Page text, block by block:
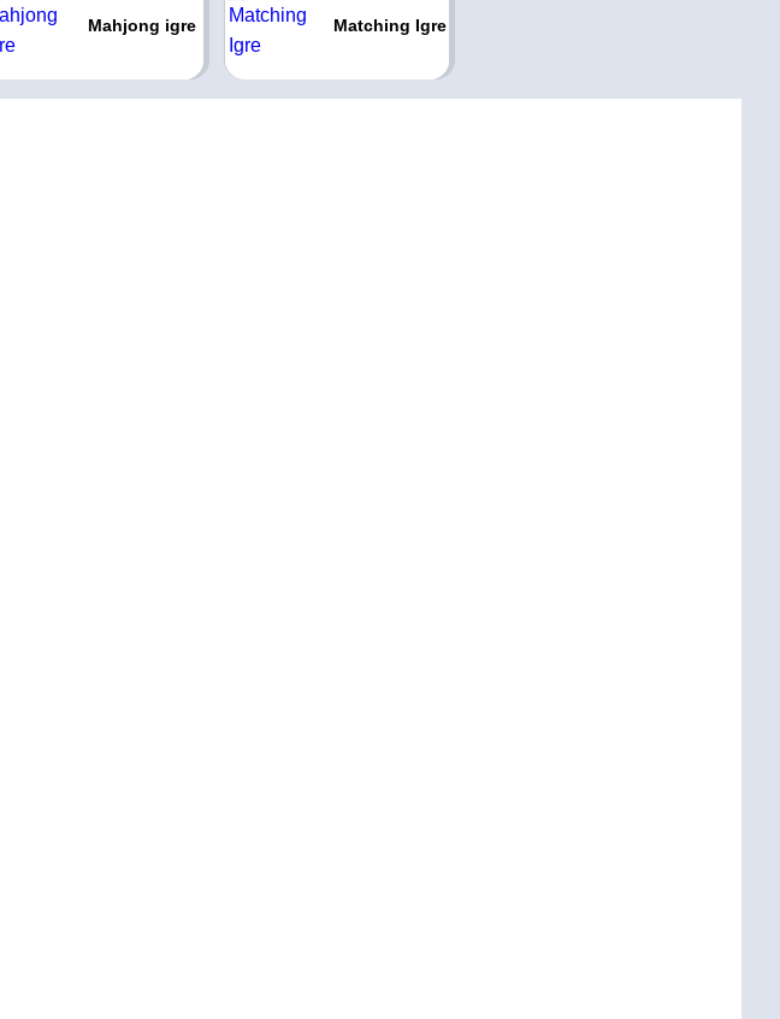
Mahjong igre Matching Igre